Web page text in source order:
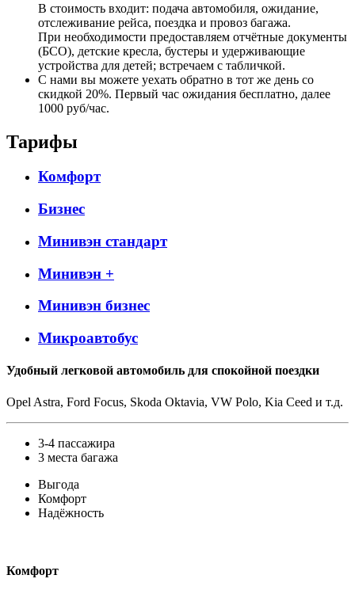
В стоимость входит: подача автомобиля, ожидание,
отслеживание рейса, поездка и провоз багажа.
При необходимости предоставляем отчётные документы
(БСО), детские кресла, бустеры и удерживающие
устройства для детей; встречаем с табличкой.
С нами вы можете уехать обратно в тот же день со
скидкой 20%. Первый час ожидания бесплатно, далее
1000 руб/час.
Тарифы
Комфорт
Бизнес
Минивэн стандарт
Минивэн +
Минивэн бизнес
Микроавтобус
Удобный легковой автомобиль для спокойной поездки
Opel Astra, Ford Focus, Skoda Oktavia, VW Polo, Kia Ceed и т.д.
3-4 пассажира
3 места багажа
Выгода
Комфорт
Надёжность
Комфорт